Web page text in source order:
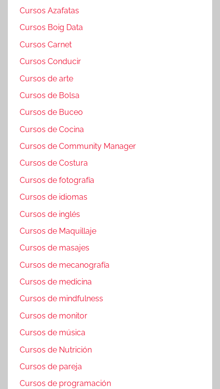
Cursos Azafatas
Cursos Boig Data
Cursos Carnet
Cursos Conducir
Cursos de arte
Cursos de Bolsa
Cursos de Buceo
Cursos de Cocina
Cursos de Community Manager
Cursos de Costura
Cursos de fotografía
Cursos de idiomas
Cursos de inglés
Cursos de Maquillaje
Cursos de masajes
Cursos de mecanografía
Cursos de medicina
Cursos de mindfulness
Cursos de monitor
Cursos de música
Cursos de Nutrición
Cursos de pareja
Cursos de programación